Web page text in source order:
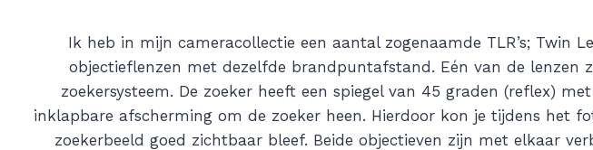
Ik heb in mijn cameracollectie een aantal zogenaamde TLR’s; Twin
objectieflenzen met dezelfde brandpuntafstand. Eén van de lenzen
zoekersysteem. De zoeker heeft een spiegel van 45 graden (reflex)
inklapbare afscherming om de zoeker heen. Hierdoor kon je tijdens het
zoekerbeeld goed zichtbaar bleef. Beide objectieven zijn met elkaar